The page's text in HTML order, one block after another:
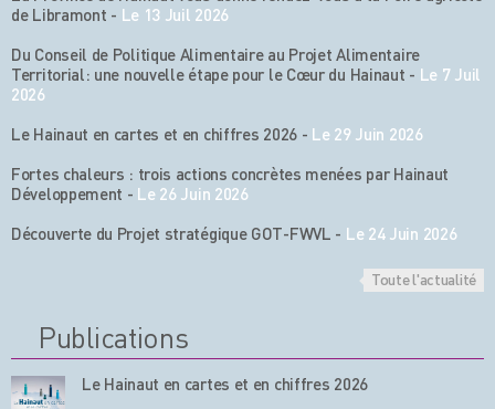
de Libramont - Le 13 Juil 2026
Du Conseil de Politique Alimentaire au Projet Alimentaire
Territorial: une nouvelle étape pour le Cœur du Hainaut - Le 7 Juil
2026
Le Hainaut en cartes et en chiffres 2026 - Le 29 Juin 2026
Fortes chaleurs : trois actions concrètes menées par Hainaut
Développement - Le 26 Juin 2026
Découverte du Projet stratégique GOT-FWVL - Le 24 Juin 2026
Toute l'actualité
Publications
Le Hainaut en cartes et en chiffres 2026